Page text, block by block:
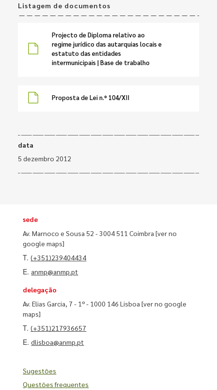
Listagem de documentos
Projecto de Diploma relativo ao
regime jurídico das autarquias locais e
estatuto das entidades
intermunicipais | Base de trabalho
Proposta de Lei n.º 104/XII
data
5 dezembro 2012
sede
Av. Marnoco e Sousa 52 - 3004 511 Coimbra[ver no
google maps]
T.(+351)239404434
E. anmp@anmp.pt
delegação
Av. Elias Garcia, 7 - 1º - 1000 146 Lisboa[ver no google
maps]
T.(+351)217936657
E.dlisboa@anmp.pt
Sugestões
Questões frequentes